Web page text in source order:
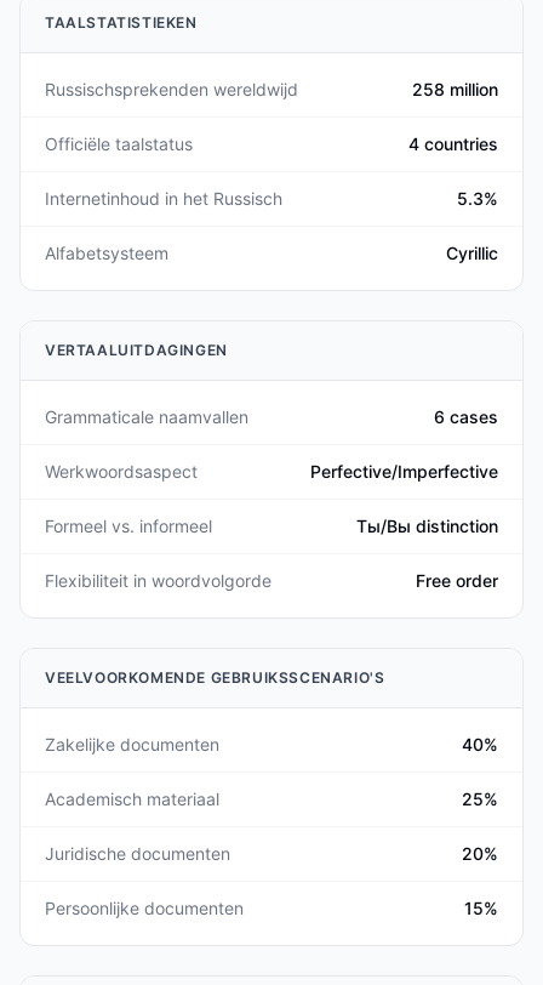
TAALSTATISTIEKEN
Russischsprekenden wereldwijd 258 million
Officiële taalstatus 4 countries
Internetinhoud in het Russisch 5.3%
Alfabetsysteem Cyrillic
VERTAALUITDAGINGEN
Grammaticale naamvallen 6 cases
Werkwoordsaspect Perfective/Imperfective
Formeel vs. informeel Ты/Вы distinction
Flexibiliteit in woordvolgorde Free order
VEELVOORKOMENDE GEBRUIKSSCENARIO'S
Zakelijke documenten 40%
Academisch materiaal 25%
Juridische documenten 20%
Persoonlijke documenten 15%